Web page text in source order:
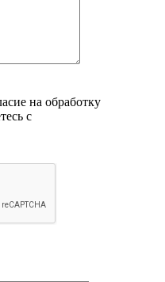
на обработку
c